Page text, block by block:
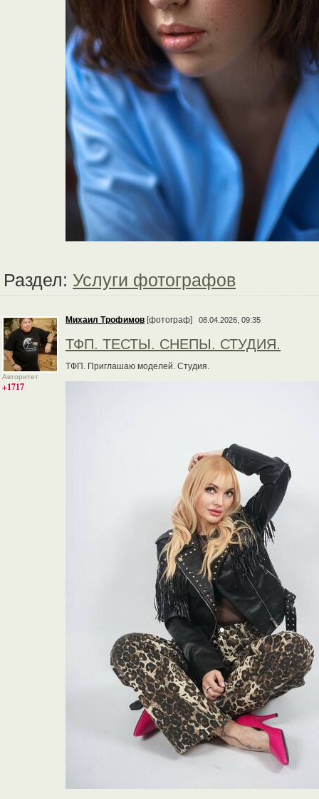
Раздел: Услуги фотографов
Авторитет
+1717
Михаил Трофимов [фотограф] 08.04.2026, 09:35
ТФП. ТЕСТЫ. СНЕПЫ. СТУДИЯ.
ТФП. Приглашаю моделей. Студия.